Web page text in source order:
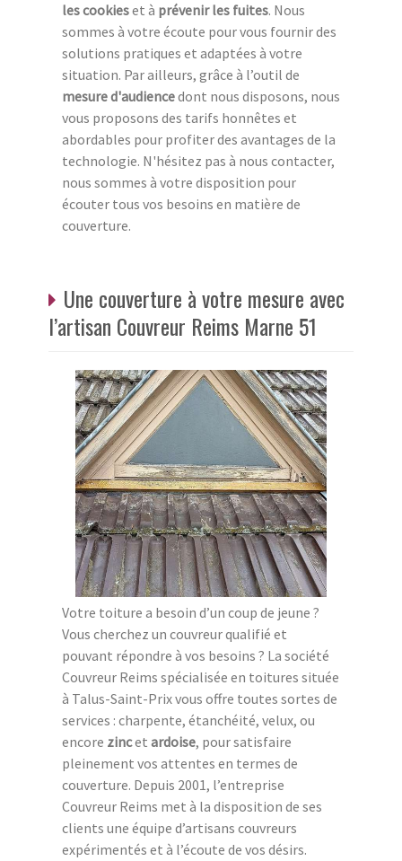
les cookieset à prévenir les fuites. Nous
sommes à votre écoute pour vous fournir des
solutions pratiques et adaptées à votre
situation. Par ailleurs, grâce à l’outil de
mesure d'audiencedont nous disposons, nous
vous proposons des tarifs honnêtes et
abordables pour profiter des avantages de la
technologie. N'hésitez pas à nous contacter,
nous sommes à votre disposition pour
écouter tous vos besoins en matière de
couverture.
Une couverture à votre mesure avec
l’artisan Couvreur Reims Marne 51
Votre toiture a besoin d’un coup de jeune ?
Vous cherchez un couvreur qualifié et
pouvant répondre à vos besoins ? La société
Couvreur Reims spécialisée en toitures située
à Talus-Saint-Prix vous offre toutes sortes de
services : charpente, étanchéité, velux, ou
encore zincet ardoise, pour satisfaire
pleinement vos attentes en termes de
couverture. Depuis 2001, l’entreprise
Couvreur Reims met à la disposition de ses
clients une équipe d’artisans couvreurs
expérimentés et à l’écoute de vos désirs.